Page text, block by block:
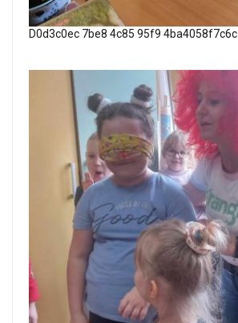
D0d3c0ec 7be8 4c85 95f9 4ba4058f7c6c